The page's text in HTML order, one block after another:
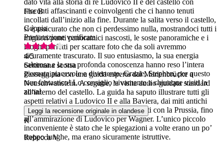
dato vita alla storia di re Ludovico II e del castello con
racconti affascinanti e coinvolgenti che ci hanno tenuti
incollati dall’inizio alla fine. Durante la salita verso il castello,
si è assicurato che non ci perdessimo nulla, mostrandoci tutti i
migliori punti panoramici nascosti, le soste panoramiche e i
luoghi perfetti per scattare foto che da soli avremmo
sicuramente trascurato. Il suo entusiasmo, la sua energia
calorosa e la sua profonda conoscenza hanno reso l’intera
giornata piacevole e divertente. Grazie, Stephen, per questo
tour fantastico! Lo consiglio vivamente a chiunque visiti la
zona!
Fbe B
Coppia
Prenotazione verificata
4/5
Settimana scorsa
Passeggiata con una guida esperta dal Marienbrücke a
Neuschwanstein. A seguire, la visita audio-guidata standard
all’interno del castello. La guida ha saputo illustrare tutti gli
aspetti relativi a Ludovico II e alla Baviera, dai miti antichi
alle dinastie reali, passando per i rapporti con la Prussia, fino
all’ammirazione di Ludovico per Wagner. L’unico piccolo
inconveniente è stato che le spiegazioni a volte erano un po’
troppo lunghe, ma erano sicuramente istruttive.
Leggi la recensione originale in olandese
R
Rebecca V